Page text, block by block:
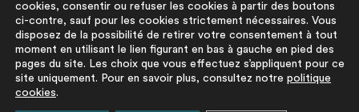
À PROPOS
La démarche
La base du
réemploi
FAQ
PLUS D'INFORMATIONS
Mentions légales
Politique de
protection des
cookies, consentir ou refuser les cookies à partir des boutons
ci-contre, sauf pour les cookies strictement nécessaires. Vous
disposez de la possibilité de retirer votre consentement à tout
moment en utilisant le lien figurant en bas à gauche en pied des
pages du site. Les choix que vous effectuez s’appliquent pour ce
site uniquement. Pour en savoir plus, consultez notre politique
cookies.